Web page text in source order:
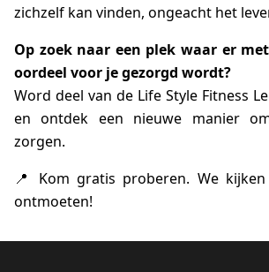
zichzelf kan vinden, ongeacht het
Op zoek naar een plek waar er
oordeel voor je gezorgd wordt?
Word deel van de Life Style Fitness
en ontdek een nieuwe manier
zorgen.
📍 Kom gratis proberen. We
ontmoeten!